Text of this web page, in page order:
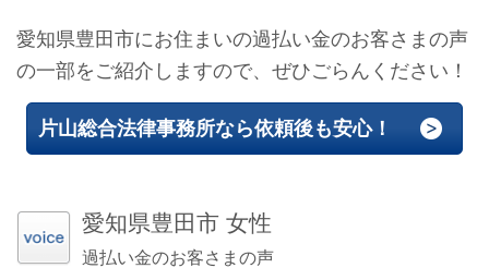
愛知県豊田市にお住まいの過払い金のお客さまの声
の一部をご紹介しますので、ぜひごらんください！
片山総合法律事務所なら依頼後も安心！
愛知県豊田市 女性
過払い金のお客さまの声